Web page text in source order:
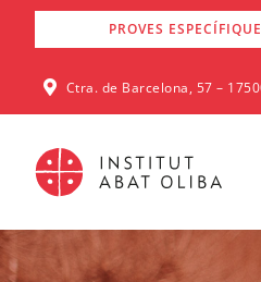
PROVES
Ctra. de Barcelona, 57 –